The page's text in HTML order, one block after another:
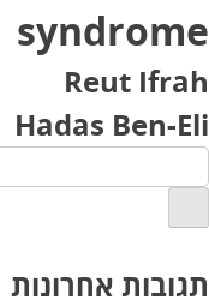
syndrome
Reut Ifrah
Hadas Ben-Eli
תגובות אחרונות